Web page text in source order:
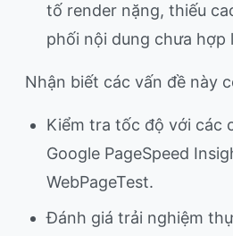
tố render nặng, thiếu
phối nội dung chưa hợp
Nhận biết các vấn đề này
Kiểm tra tốc độ với các
Google PageSpeed
WebPageTest.
Đánh giá trải nghiệm